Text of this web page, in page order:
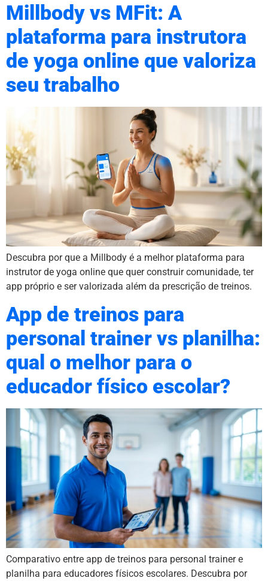
Millbody vs MFit: A
plataforma para instrutora
de yoga online que valoriza
seu trabalho
Descubra por que a Millbody é a melhor plataforma para
instrutor de yoga online que quer construir comunidade, ter
app próprio e ser valorizada além da prescrição de treinos.
App de treinos para
personal trainer vs planilha:
qual o melhor para o
educador físico escolar?
Comparativo entre app de treinos para personal trainer e
planilha para educadores físicos escolares. Descubra por